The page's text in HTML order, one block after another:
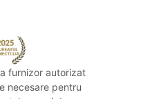
furnizor autorizat
necesare pentru